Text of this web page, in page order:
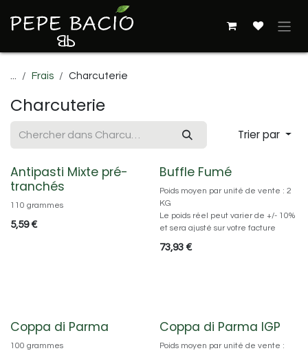
... Frais Charcuterie
Charcuterie
Trier par
Antipasti Mixte pré-
tranchés
110 grammes
5,59€
Buffle Fumé
Poids moyen par unité de vente : 2
KG
Le poids réel peut varier de +/- 10%
et sera ajusté sur votre facture
73,93€
Coppa di Parma
100 grammes
Coppa di Parma IGP
Poids moyen par unité de vente :